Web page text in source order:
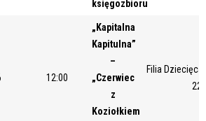
księgozbioru
12:00
„Kapitalna
Kapitulna”
–
„Czerwiec
z
Koziołkiem
Filia
22